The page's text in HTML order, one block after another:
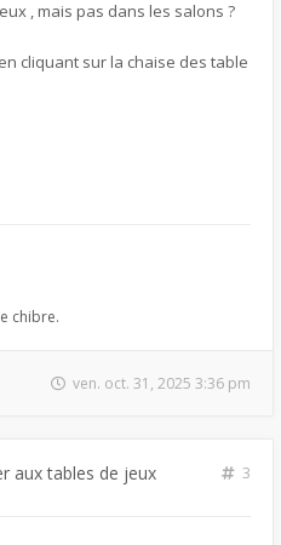
, mais pas dans les salons ?
cliquant sur la chaise des table
chibre.
ven. oct. 31, 2025 3:36 pm
aux tables de jeux
3